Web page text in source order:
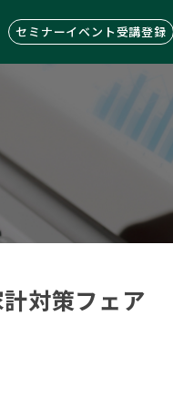
セミナーイベント受講登録
対策フェア